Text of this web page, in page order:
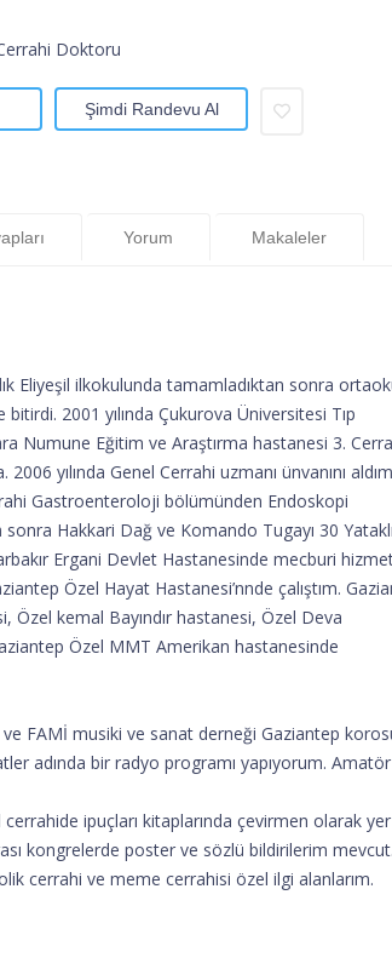
Doktoru
Şimdi Randevu Al
Yorum Makaleler
Eliyeşil ilkokulunda tamamladıktan sonra
2001 yılında Çukurova Üniversitesi Tıp
Numune Eğitim ve Araştırma hastanesi 3.
yılında Genel Cerrahi uzmanı ünvanını
Gastroenteroloji bölümünden Endoskopi
sonra Hakkari Dağ ve Komando Tugayı 30 Yataklı
Ergani Devlet Hastanesinde mecburi
Özel Hayat Hastanesi’nnde çalıştım.
kemal Bayındır hastanesi, Özel Deva
Özel MMT Amerikan hastanesinde
FAMİ musiki ve sanat derneği Gaziantep
adında bir radyo programı yapıyorum. Amatör
ipuçları kitaplarında çevirmen olarak yer
kongrelerde poster ve sözlü bildirilerim mevcut.
cerrahi ve meme cerrahisi özel ilgi alanlarım.